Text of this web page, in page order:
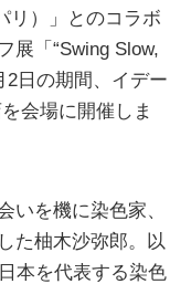
リ）」とのコラボ
展「“Swing Slow,
2日の期間、イデー
会場に開催しま
いを機に染色家、
た柚木沙弥郎。以
本を代表する染色